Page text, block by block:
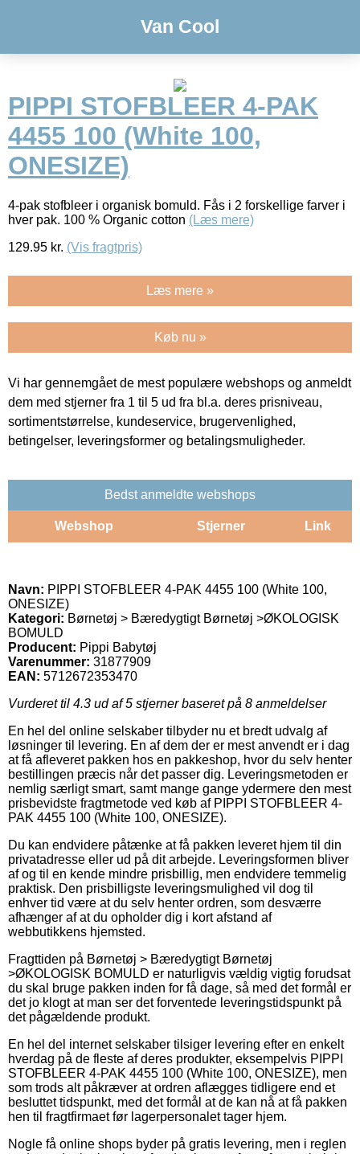
Van Cool
PIPPI STOFBLEER 4-PAK
4455 100 (White 100,
ONESIZE)
4-pak stofbleer i organisk bomuld. Fås i 2 forskellige farver i
hver pak. 100 % Organic cotton (Læs mere)
129.95 kr. (Vis fragtpris)
Læs mere »
Køb nu »
Vi har gennemgået de mest populære webshops og anmeldt
dem med stjerner fra 1 til 5 ud fra bl.a. deres prisniveau,
sortimentstørrelse, kundeservice, brugervenlighed,
betingelser, leveringsformer og betalingsmuligheder.
Bedst anmeldte webshops
Webshop Stjerner Link
Navn: PIPPI STOFBLEER 4-PAK 4455 100 (White 100,
ONESIZE)
Kategori: Børnetøj > Bæredygtigt Børnetøj >ØKOLOGISK
BOMULD
Producent: Pippi Babytøj
Varenummer: 31877909
EAN: 5712672353470
Vurderet til 4.3 ud af 5 stjerner baseret på 8 anmeldelser
En hel del online selskaber tilbyder nu et bredt udvalg af
løsninger til levering. En af dem der er mest anvendt er i dag
at få afleveret pakken hos en pakkeshop, hvor du selv henter
bestillingen præcis når det passer dig. Leveringsmetoden er
nemlig særligt smart, samt mange gange ydermere den mest
prisbevidste fragtmetode ved køb af PIPPI STOFBLEER 4-
PAK 4455 100 (White 100, ONESIZE).
Du kan endvidere påtænke at få pakken leveret hjem til din
privatadresse eller ud på dit arbejde. Leveringsformen bliver
af og til en kende mindre prisbillig, men endvidere temmelig
praktisk. Den prisbilligste leveringsmulighed vil dog til
enhver tid være at du selv henter ordren, som desværre
afhænger af at du opholder dig i kort afstand af
webbutikkens hjemsted.
Fragttiden på Børnetøj > Bæredygtigt Børnetøj
>ØKOLOGISK BOMULD er naturligvis vældig vigtig forudsat
du skal bruge pakken inden for få dage, så med det formål er
det jo klogt at man ser det forventede leveringstidspunkt på
det pågældende produkt.
En hel del internet selskaber tilsiger levering efter en enkelt
hverdag på de fleste af deres produkter, eksempelvis PIPPI
STOFBLEER 4-PAK 4455 100 (White 100, ONESIZE), men
som trods alt påkræver at ordren aflægges tidligere end et
besluttet tidspunkt, med det formål at de kan nå at få pakken
hen til fragtfirmaet før lagerpersonalet tager hjem.
Nogle få online shops byder på gratis levering, men i reglen